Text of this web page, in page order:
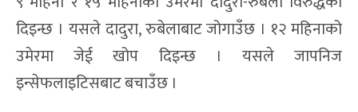
दिइन्छ । यसले दादुरा, रुबेलाबाट जोगाउँछ । १२ महिनाको
उमेरमा जेई खोप दिइन्छ । यसले जापनिज
इन्सेफलाइटिसबाट बचाउँछ ।